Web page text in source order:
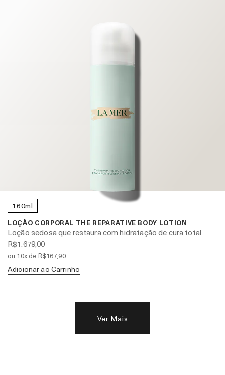
160ml
LOÇÃO CORPORAL THE REPARATIVE BODY LOTION
Loção sedosa que restaura com hidratação de cura total
R$1.679,00
ou 10x de R$167,90
Adicionar ao Carrinho
Ver Mais